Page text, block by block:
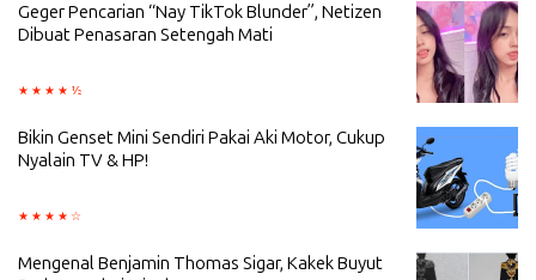
Geger Pencarian “Nay TikTok Blunder”, Netizen
Dibuat Penasaran Setengah Mati
Bikin Genset Mini Sendiri Pakai Aki Motor, Cukup
Nyalain TV & HP!
Mengenal Benjamin Thomas Sigar, Kakek Buyut